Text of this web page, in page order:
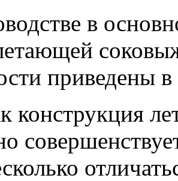
в
приведены
конструкция